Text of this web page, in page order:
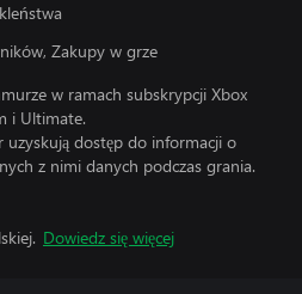
Zakupy w grze
w ramach subskrypcji Xbox
i Ultimate.
dostęp do informacji o
z nimi danych podczas grania.
Dowiedz się więcej